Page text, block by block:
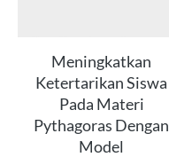
Meningkatkan
Ketertarikan Siswa
Pada Materi
Pythagoras Dengan
Model